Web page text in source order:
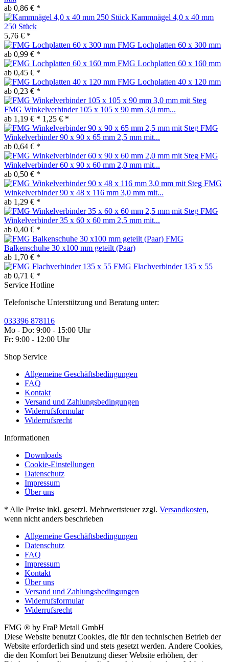
ab 0,86 € *
Kammnägel 4,0 x 40 mm
250 Stück
5,76 € *
FMG Lochplatten 60 x 300 mm
ab 0,99 € *
FMG Lochplatten 60 x 160 mm
ab 0,45 € *
FMG Lochplatten 40 x 120 mm
ab 0,23 € *
FMG Winkelverbinder 105 x 105 x 90 mm 3,0 mm...
ab 1,19 € * 1,25 € *
FMG
Winkelverbinder 90 x 90 x 65 mm 2,5 mm mit...
ab 0,64 € *
FMG
Winkelverbinder 60 x 90 x 60 mm 2,0 mm mit...
ab 0,50 € *
FMG
Winkelverbinder 90 x 48 x 116 mm 3,0 mm mit...
ab 1,29 € *
FMG
Winkelverbinder 35 x 60 x 60 mm 2,5 mm mit...
ab 0,40 € *
FMG
Balkenschuhe 30 x100 mm geteilt (Paar)
ab 1,70 € *
FMG Flachverbinder 135 x 55
ab 0,71 € *
Service Hotline
Telefonische Unterstützung und Beratung unter:
033396 878116
Mo - Do: 9:00 - 15:00 Uhr
Fr: 9:00 - 12:00 Uhr
Shop Service
Allgemeine Geschäftsbedingungen
FAQ
Kontakt
Versand und Zahlungsbedingungen
Widerrufsformular
Widerrufsrecht
Informationen
Downloads
Cookie-Einstellungen
Datenschutz
Impressum
Über uns
* Alle Preise inkl. gesetzl. Mehrwertsteuer zzgl. Versandkosten,
wenn nicht anders beschrieben
Allgemeine Geschäftsbedingungen
Datenschutz
FAQ
Impressum
Kontakt
Über uns
Versand und Zahlungsbedingungen
Widerrufsformular
Widerrufsrecht
FMG ® by FraP Metall GmbH
Diese Website benutzt Cookies, die für den technischen Betrieb der
Website erforderlich sind und stets gesetzt werden. Andere Cookies,
die den Komfort bei Benutzung dieser Website erhöhen, der